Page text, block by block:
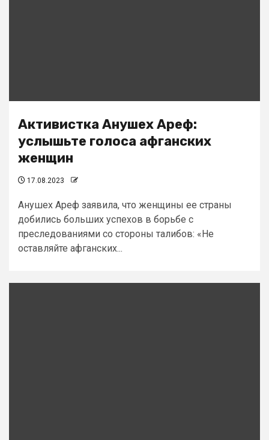
Активистка Анушех Ареф:
услышьте голоса афганских
женщин
17.08.2023
Анушех Ареф заявила, что женщины ее страны
добились больших успехов в борьбе с
преследованиями со стороны талибов: «Не
оставляйте афганских...